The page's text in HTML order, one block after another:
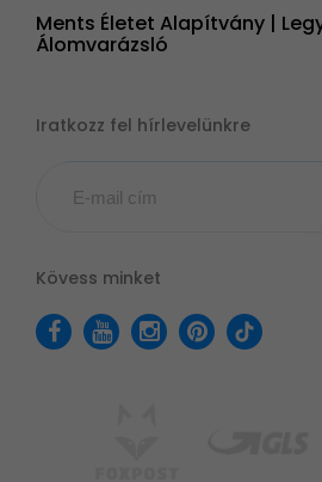
Ments Életet Alapítvány |
Álomvarázsló
Iratkozz fel hírlevelünkre
Kövess minket